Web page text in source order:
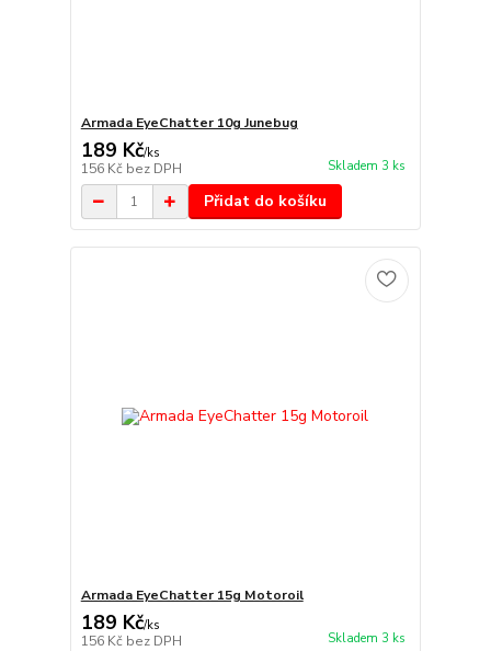
Armada EyeChatter 10g Junebug
189 Kč/ks
156 Kč bez DPH Skladem 3 ks
Přidat do košíku
Armada EyeChatter 15g Motoroil
189 Kč/ks
156 Kč bez DPH Skladem 3 ks